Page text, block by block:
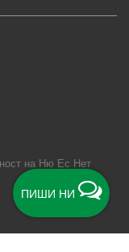
ПИШИ НИ
на Ню Ес Нет